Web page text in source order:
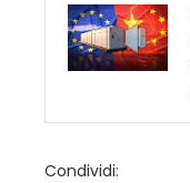
Condividi: